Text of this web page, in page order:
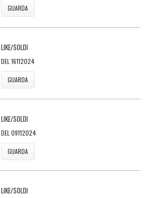
GUARDA
LIKE/SOLDI
DEL 16112024
GUARDA
LIKE/SOLDI
DEL 09112024
GUARDA
LIKE/SOLDI